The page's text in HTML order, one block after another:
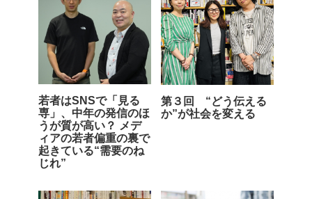
若者はSNSで「見る
専」、中年の発信のほ
うが質が高い？ メデ
ィアの若者偏重の裏で
起きている“需要のね
じれ”
第３回 “どう伝える
か”が社会を変える